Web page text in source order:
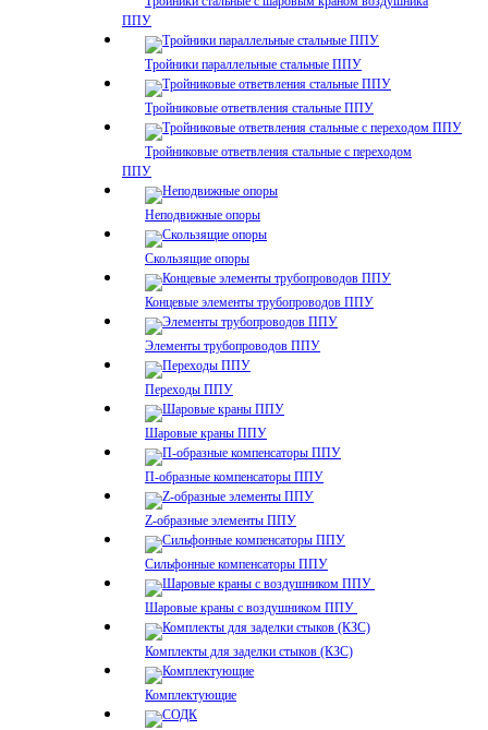
ППУ
Тройники параллельные стальные ППУ
Тройниковые ответвления стальные ППУ
Тройниковые ответвления стальные с переходом
ППУ
Неподвижные опоры
Скользящие опоры
Концевые элементы трубопроводов ППУ
Элементы трубопроводов ППУ
Переходы ППУ
Шаровые краны ППУ
П-образные компенсаторы ППУ
Z-образные элементы ППУ
Сильфонные компенсаторы ППУ
Шаровые краны с воздушником ППУ
Комплекты для заделки стыков (КЗС)
Комплектующие